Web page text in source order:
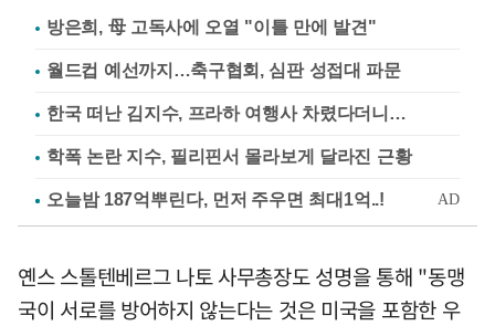
방은희, 母 고독사에 오열 "이틀 만에 발견"
월드컵 예선까지…축구협회, 심판 성접대 파문
한국 떠난 김지수, 프라하 여행사 차렸다더니…
학폭 논란 지수, 필리핀서 몰라보게 달라진 근황
옌스 스톨텐베르그 나토 사무총장도 성명을 통해 "동맹
국이 서로를 방어하지 않는다는 것은 미국을 포함한 우